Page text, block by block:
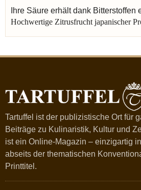
Ihre Säure erhält dank Bitterstoffen
Hochwertige Zitrusfrucht japanischer
Tartuffel ist der publizistische Ort für
Beiträge zu Kulinaristik, Kultur und
ist ein Online-Magazin – einzigartig
abseits der thematischen
Printtitel.